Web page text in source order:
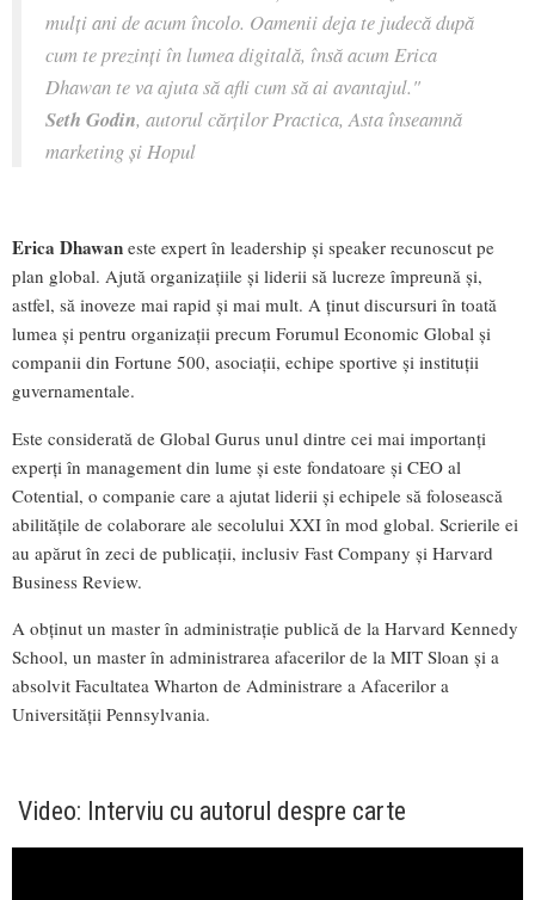
mulți ani de acum încolo. Oamenii deja te judecă după
cum te prezinți în lumea digitală, însă acum Erica
Dhawan te va ajuta să afli cum să ai avantajul."
Seth Godin, autorul cărților Practica, Asta înseamnă
marketing și Hopul
Erica Dhawan este expert în leadership și speaker recunoscut pe
plan global. Ajută organizațiile și liderii să lucreze împreună și,
astfel, să inoveze mai rapid și mai mult. A ținut discursuri în toată
lumea și pentru organizații precum Forumul Economic Global și
companii din Fortune 500, asociații, echipe sportive și instituții
guvernamentale.
Este considerată de Global Gurus unul dintre cei mai importanți
experți în management din lume și este fondatoare și CEO al
Cotential, o companie care a ajutat liderii și echipele să folosească
abilitățile de colaborare ale secolului XXI în mod global. Scrierile ei
au apărut în zeci de publicații, inclusiv Fast Company și Harvard
Business Review.
A obținut un master în administrație publică de la Harvard Kennedy
School, un master în administrarea afacerilor de la MIT Sloan și a
absolvit Facultatea Wharton de Administrare a Afacerilor a
Universității Pennsylvania.
Video: Interviu cu autorul despre carte